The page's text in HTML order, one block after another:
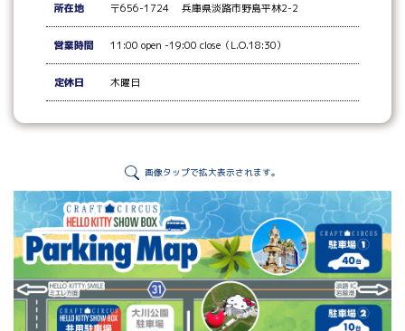
所在地 〒656-1724 兵庫県淡路市野島平林2-2
営業時間 11:00 open -19:00 close（L.O.18:30）
定休日 木曜日
画像タップで拡大表示されます。